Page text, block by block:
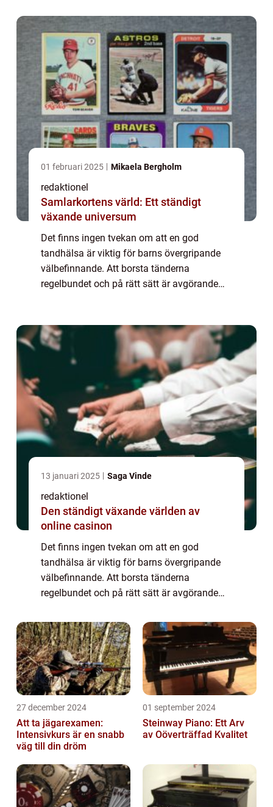
tandborstningen ...
01 februari 2025 Mikaela Bergholm
redaktionel
Samlarkortens värld: Ett ständigt
växande universum
Det finns ingen tvekan om att en god
tandhälsa är viktig för barns övergripande
välbefinnande. Att borsta tänderna
regelbundet och på rätt sätt är avgörande
tandborstningen ...
13 januari 2025 Saga Vinde
redaktionel
Den ständigt växande världen av
online casinon
Det finns ingen tvekan om att en god
tandhälsa är viktig för barns övergripande
välbefinnande. Att borsta tänderna
regelbundet och på rätt sätt är avgörande
och tandköttssjukdomar. För att göra
tandborstningen ...
27 december 2024
Att ta jägarexamen:
Intensivkurs är en snabb
väg till din dröm
01 september 2024
Steinway Piano: Ett Arv
av Oöverträffad Kvalitet